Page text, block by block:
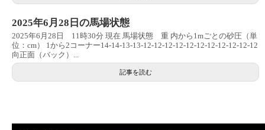
2025年6月28日の馬場状態
2025年6月28日 11時30分 現在 馬場状態 重 内から1mごとの砂圧（単
位：cm） 1から2コーナー14-14-13-13-12-12-12-12-12-12-12-12-12-12-12
向正面（バック）...
記事を読む